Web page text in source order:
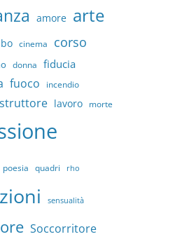
amore arte
cinema corso
donna fiducia
fuoco incendio
lavoro morte
poesia quadri rho
sensualità
Soccorritore